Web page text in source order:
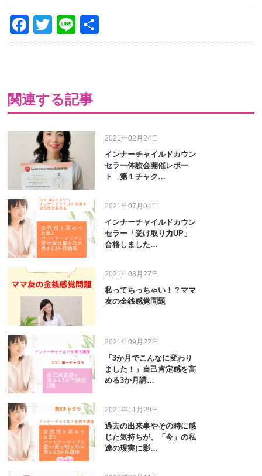
Facebook
Twitter
Line
有
関連する記事
2021年02月24日
インナーチャイルドカウン
セラー体験会開催レポー
ト 第１チャク…
2021年07月04日
インナーチャイルドカウン
セラー「受け取り力UP」
合格しました…
2021年08月27日
私ってちっちゃい！？ママ
友の金銭感覚問題
2021年09月22日
「3か月でこんなに変わり
ました！」自己肯定感を高
める3か月講…
2021年11月29日
過去の出来事やその時に感
じた気持ちが、「今」の私
達の現実に影…